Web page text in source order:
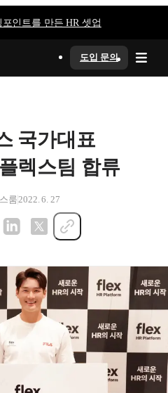
인트를 만든 HR 셋업
도입 문의
국가대표
렉스팀 합류
룸 2022. 6. 27